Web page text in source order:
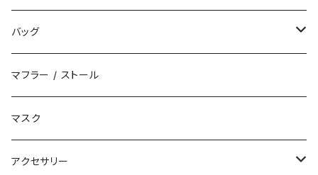
ハット
スニーカー
サンダル
ブーツ
バッグ
エコバッグ / マーケットバッグ
ショルダーバッグ
トートバッグ
マフラー / ストール
マスク
アクセサリー